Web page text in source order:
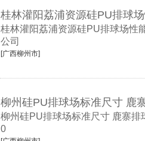
桂林灌阳荔浦资源硅PU排球
桂林灌阳荔浦资源硅PU排球场性
公司
[广西柳州市]
柳州硅PU排球场标准尺寸 鹿
柳州硅PU排球场标准尺寸 鹿寨
0